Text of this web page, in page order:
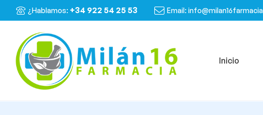
¿Hablamos: +34 922 54 25 53 Email:
Inicio